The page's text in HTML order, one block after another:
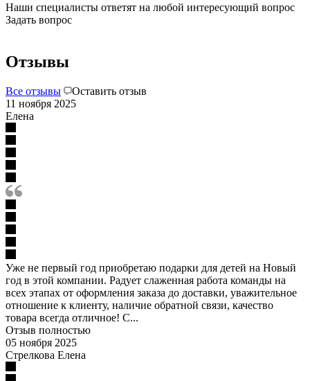
Наши специалисты ответят на любой интересующий вопрос
Задать вопрос
Отзывы
Все отзывы
Оставить отзыв
11 ноября 2025
Елена
Уже не первый год приобретаю подарки для детей на Новый
год в этой компании. Радует слаженная работа команды на
всех этапах от оформления заказа до доставки, уважительное
отношение к клиенту, наличие обратной связи, качество
товара всегда отличное! С...
Отзыв полностью
05 ноября 2025
Стрелкова Елена